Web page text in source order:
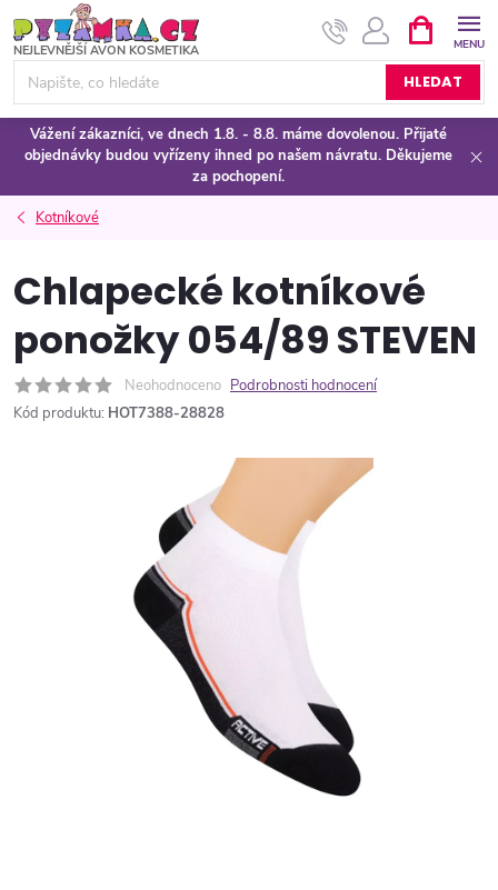
na
obsah
HLEDAT
NÁKUPNÍ
KOŠÍK
Vážení zákazníci, ve dnech 1.8. - 8.8. máme dovolenou. Přijaté
objednávky budou vyřízeny ihned po našem návratu. Děkujeme
za pochopení.
Kotníkové
Chlapecké kotníkové
ponožky 054/89 STEVEN
Neohodnoceno Podrobnosti hodnocení
Kód produktu: HOT7388-28828